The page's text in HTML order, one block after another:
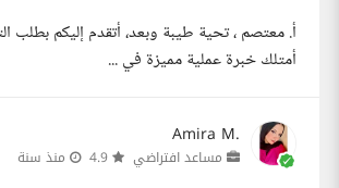
أ. معتصم ، تحية طيبة وبعد، أتقدم إليكم
أمتلك خبرة عملية مميزة في ...
Amira M.
مساعد افتراضي منذ سنة